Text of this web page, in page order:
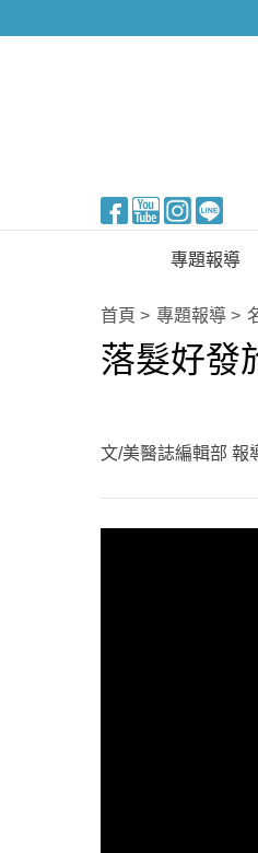
專題報導
新知快訊
醫美整形
生活知識
心理健康
首頁 專題報導
落髮好發
文/美醫誌編輯部 報